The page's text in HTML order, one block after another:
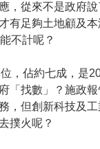
，從來不是政府
有足夠土地顧及
不計呢？
，佔約七成，是
「找數」？施政
，但創新科技及
撲火呢？